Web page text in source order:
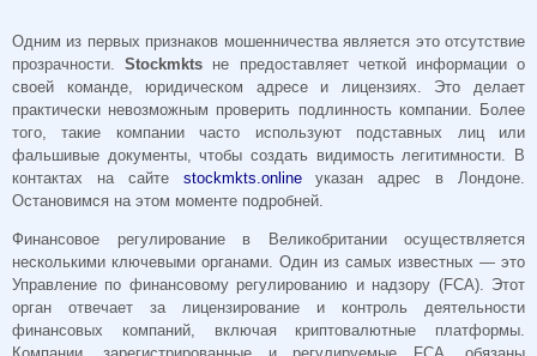
Одним из первых признаков мошенничества является это отсутствие
прозрачности.Stockmkts не предоставляет четкой информации о
своей команде, юридическом адресе и лицензиях. Это делает
практически невозможным проверить подлинность компании. Более
того, такие компании часто используют подставных лиц или
фальшивые документы, чтобы создать видимость легитимности. В
контактах на сайте stockmkts.onlineуказан адрес в Лондоне.
Остановимся на этом моменте подробней.
Финансовое регулирование в Великобритании осуществляется
несколькими ключевыми органами. Один из самых известных — это
Управление по финансовому регулированию и надзору (FCA). Этот
орган отвечает за лицензирование и контроль деятельности
финансовых компаний, включая криптовалютные платформы.